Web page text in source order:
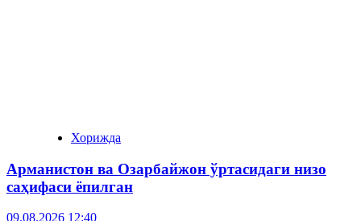
Хорижда
Арманистон ва Озарбайжон ўртасидаги низо
саҳифаси ёпилган
09.08.2026 12:40